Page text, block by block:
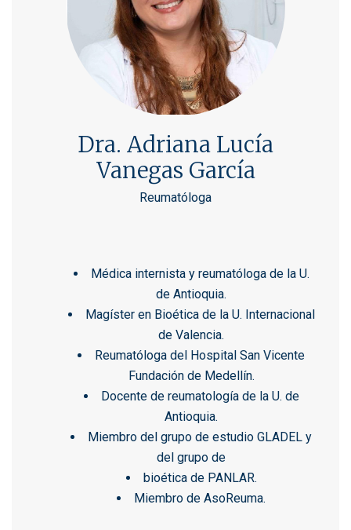
Dra. Adriana Lucía
Vanegas García
Reumatóloga
Médica internista y reumatóloga de la U.
de Antioquia.
Magíster en Bioética de la U. Internacional
de Valencia.
Reumatóloga del Hospital San Vicente
Fundación de Medellín.
Docente de reumatología de la U. de
Antioquia.
Miembro del grupo de estudio GLADEL y
del grupo de
bioética de PANLAR.
Miembro de AsoReuma.